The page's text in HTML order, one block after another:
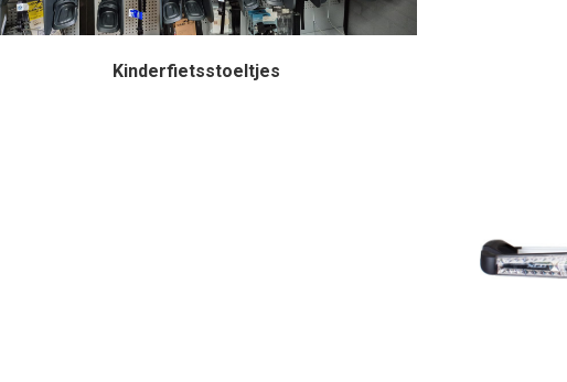
Kinderfietsstoeltjes